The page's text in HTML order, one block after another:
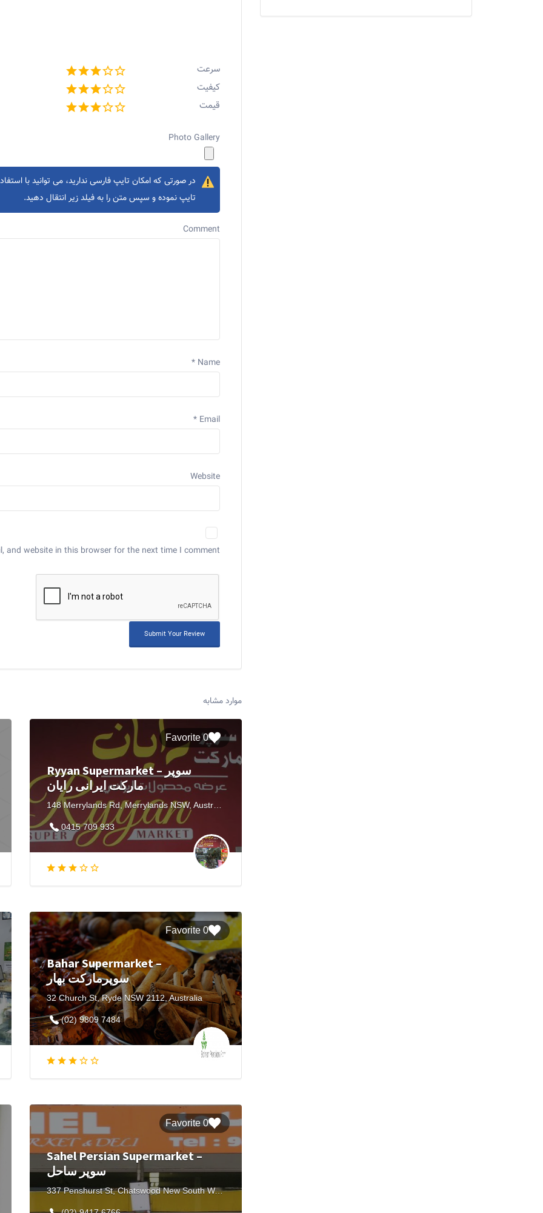
سرعت
کیفیت
قیمت
Photo Gallery
در صورتی که امکان تایپ فارسی ندارید، می توانید با
تایپ نموده و سپس متن را به فیلد زیر انتقال دهید.
Comment
Name
*
Email
*
Website
and website in this browser for the next time I comment.
موارد مشابه
0 Favorite
Ryyan Supermarket – سوپر
مارکت ایرانی رایان
0415 709 933
0 Favorite
Bahar Supermarket –
سوپرمارکت بهار
32 Church St, Ryde NSW 2112, Australia
(02) 9809 7484
0 Favorite
Sahel Persian Supermarket –
سوپر ساحل
337 Penshurst St, Chatswood New South Wales, Australia